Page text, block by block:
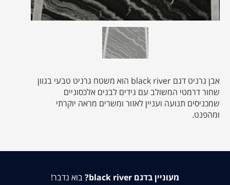
אבן גרניט דגם black river הוא משטח גרניט טבעי בגוון
שחור דרמטי המשולב עם גידים לבנים אלכסוניים
שמכניסים תנועה ועניין לאזור ומשרים מראה יוקרתי
ומהפנט.
מעוניין בדגם black river? בוא נדבר!